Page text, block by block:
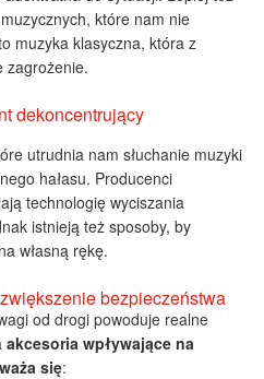
które nam nie
muzyka klasyczna, która z
zagrożenie.
dekoncentrujący
utrudnia nam słuchanie muzyki
hałasu. Producenci
technologię wyciszania
istnieją też sposoby, by
własną rękę.
bezpieczeństwa
od drogi powoduje realne
akcesoria wpływające na
się: